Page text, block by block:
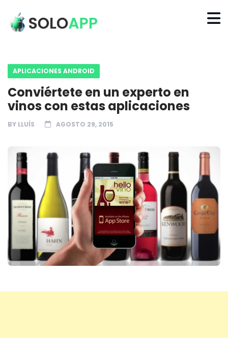
APLICACIONES ANDROID
Conviértete en un experto en
vinos con estas aplicaciones
BY LLUÍS AGOSTO 29, 2015